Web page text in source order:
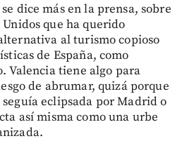
dice más en la prensa, sobre
que ha querido
al turismo copioso
de España, como
Valencia tiene algo para
de abrumar, quizá porque
seguía eclipsada por Madrid o
así misma como una urbe